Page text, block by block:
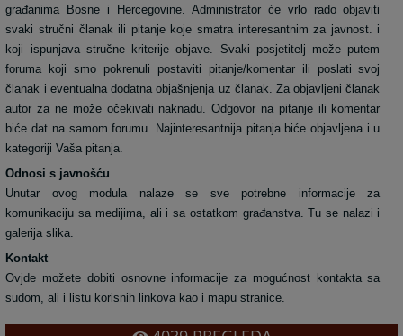
građanima Bosne i Hercegovine. Administrator će vrlo rado objaviti
svaki stručni članak ili pitanje koje smatra interesantnim za javnost. i
koji ispunjava stručne kriterije objave. Svaki posjetitelj može putem
foruma koji smo pokrenuli postaviti pitanje/komentar ili poslati svoj
članak i eventualna dodatna objašnjenja uz članak. Za objavljeni članak
autor za ne može očekivati naknadu. Odgovor na pitanje ili komentar
biće dat na samom forumu. Najinteresantnija pitanja biće objavljena i u
kategoriji Vaša pitanja.
Odnosi s javnošću
Unutar ovog modula nalaze se sve potrebne informacije za
komunikaciju sa medijima, ali i sa ostatkom građanstva. Tu se nalazi i
galerija slika.
Kontakt
Ovjde možete dobiti osnovne informacije za mogućnost kontakta sa
sudom, ali i listu korisnih linkova kao i mapu stranice.